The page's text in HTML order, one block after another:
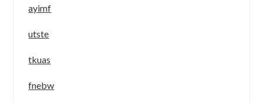
ayimf
utste
tkuas
fnebw